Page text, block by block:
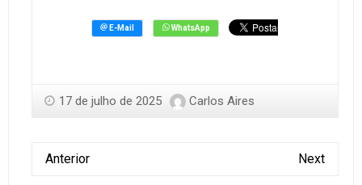
17 de julho de 2025 Carlos Aires
Anterior Next